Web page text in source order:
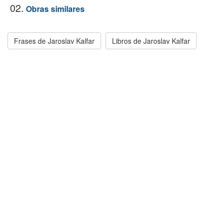
02. Obras similares
Frases de Jaroslav Kalfar Libros de Jaroslav Kalfar